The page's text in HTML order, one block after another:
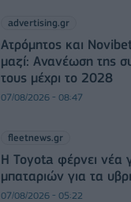
advertising.gr
Ατρόμητος και
μαζί: Ανανέωση της
τους μέχρι το 2028
07/08/2026 - 08:47
fleetnews.gr
Η Toyota φέρνει νέα
μπαταριών για τα
07/08/2026 - 05:22